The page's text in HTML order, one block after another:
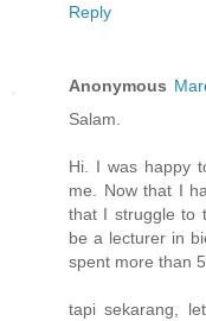
Reply
Anonymous
Salam.
Hi. I was happy
me. Now that I
that I struggle to
be a lecturer in
spent more than
tapi sekarang,